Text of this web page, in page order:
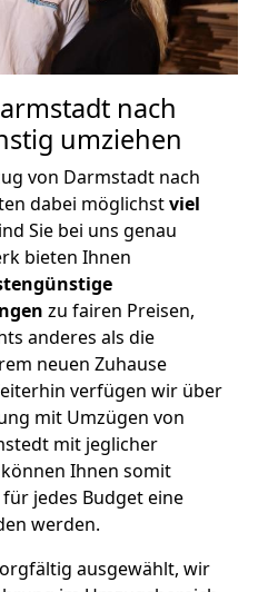
nach
umziehen
von Darmstadt nach
dabei möglichstviel
Sie bei uns genau
bieten Ihnen
zu fairen Preisen,
anderes als die
neuen Zuhause
verfügen wir über
mit Umzügen von
mit jeglicher
Ihnen somit
jedes Budget eine
werden.
ausgewählt, wir